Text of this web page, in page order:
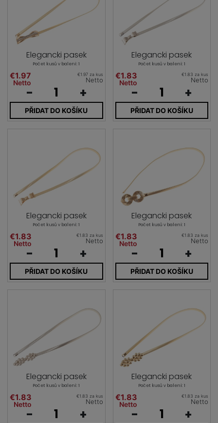
Elegancki pasek
Počet kusů v balení: 1
€1.97
Netto
€1.97 za kus
Netto
- +
PŘIDAT DO KOŠÍKU
Elegancki pasek
Počet kusů v balení: 1
€1.83
Netto
€1.83 za kus
Netto
- +
PŘIDAT DO KOŠÍKU
Elegancki pasek
Počet kusů v balení: 1
€1.83
Netto
€1.83 za kus
Netto
- +
PŘIDAT DO KOŠÍKU
Elegancki pasek
Počet kusů v balení: 1
€1.83
Netto
€1.83 za kus
Netto
- +
PŘIDAT DO KOŠÍKU
Elegancki pasek
Počet kusů v balení: 1
€1.83
Netto
€1.83 za kus
Netto
- +
Elegancki pasek
Počet kusů v balení: 1
€1.83
Netto
€1.83 za kus
Netto
- +